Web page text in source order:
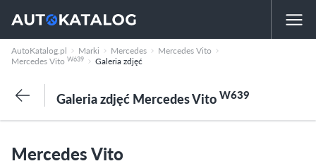
AutoKatalog.pl Marki Mercedes
Mercedes Vito
Mercedes Vito W639 Galeria zdjęć
Galeria zdjęć Mercedes VitoW639
Mercedes Vito